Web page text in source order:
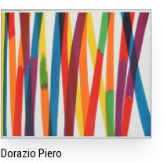
Dorazio Piero